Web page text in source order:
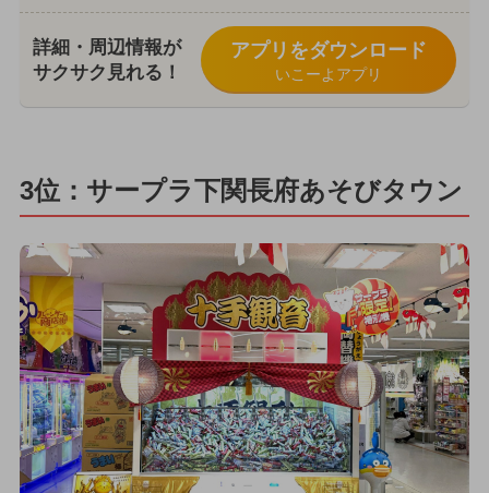
詳細・周辺情報が
サクサク見れる！
アプリをダウンロード
いこーよアプリ
3位：サープラ下関長府あそびタウン